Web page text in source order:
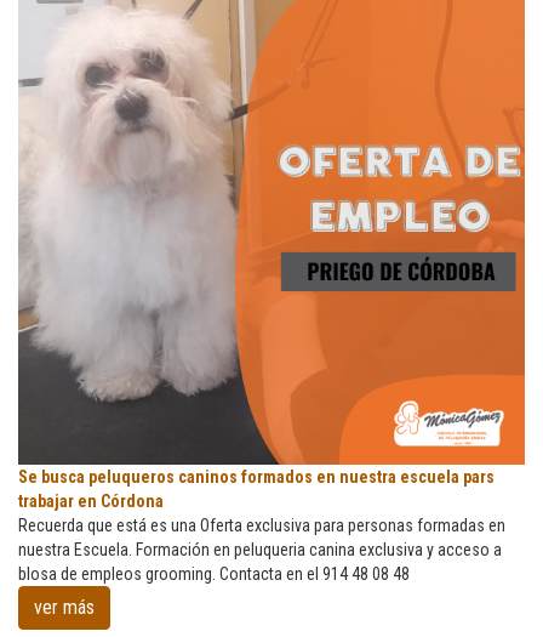
Se
busca
peluqueros
caninos
formados
Se busca peluqueros caninos formados en nuestra escuela pars
trabajar en Córdona
Recuerda que está es una Oferta exclusiva para personas formadas en
nuestra Escuela. Formación en peluqueria canina exclusiva y acceso a
blosa de empleos grooming. Contacta en el 914 48 08 48
ver más